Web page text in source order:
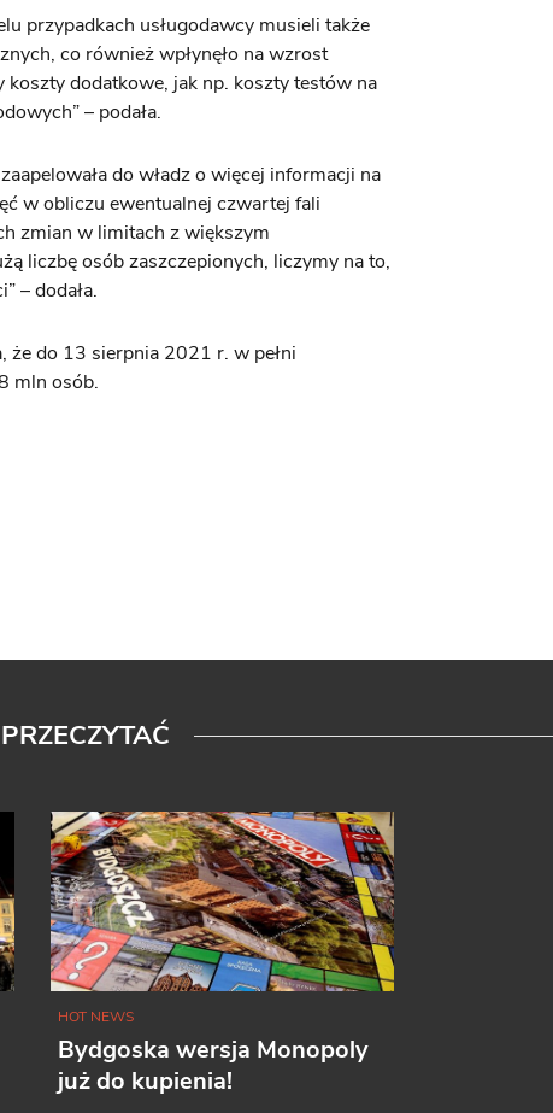
przypadkach usługodawcy musieli także
co również wpłynęło na wzrost
dodatkowe, jak np. koszty testów na
– podała.
do władz o więcej informacji na
w obliczu ewentualnej czwartej fali
zmian w limitach z większym
liczbę osób zaszczepionych, liczymy na to,
– dodała.
że do 13 sierpnia 2021 r. w pełni
mln osób.
HOT NEWS
Bydgoska wersja Monopoly
już do kupienia!